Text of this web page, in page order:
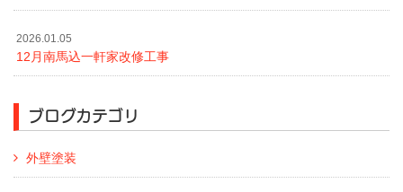
2026.01.05
12月南馬込一軒家改修工事
ブログカテゴリ
外壁塗装